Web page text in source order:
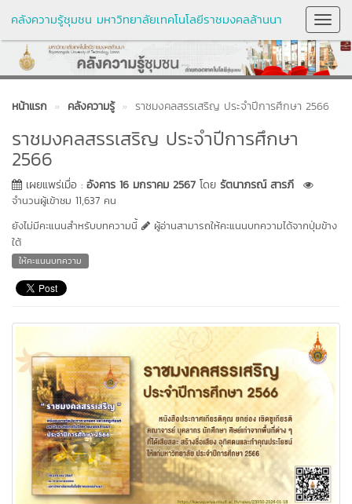
คลังความรู้ชุมชน มหาวิทยาลัยเทคโนโลยีราชมงคลล้านนา
หน้าแรก คลังความรู้ ราชมงคลสรรเสริญ ประจำปีการศึกษา 2566
ราชมงคลสรรเสริญ ประจำปีการศึกษา
2566
เผยแพร่เมื่อ : อังคาร 16 มกราคม 2567 โดย รัตนาภรณ์ สารภี
จำนวนผู้เข้าชม 11,637 คน
ยังไม่มีคะแนนสำหรับบทความนี้
ผู้อ่านสามารถให้คะแนนบทความได้จากปุ่มข้าง
ใต้
ให้คะแนนบทความ